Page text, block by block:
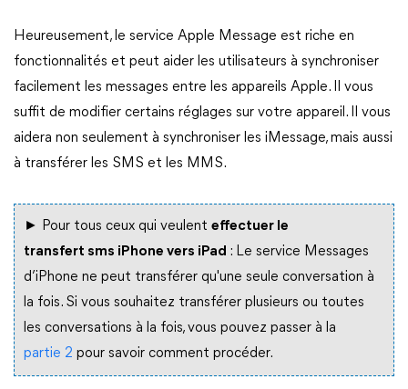
Heureusement, le service Apple Message est riche en
fonctionnalités et peut aider les utilisateurs à synchroniser
facilement les messages entre les appareils Apple. Il vous
suffit de modifier certains réglages sur votre appareil. Il vous
aidera non seulement à synchroniser les iMessage, mais aussi
à transférer les SMS et les MMS.
► Pour tous ceux qui veulent effectuer le
transfert sms i P hone vers i Pad : Le service Messages
d’iPhone ne peut transférer qu'une seule conversation à
la fois. Si vous souhaitez transférer plusieurs ou toutes
les conversations à la fois, vous pouvez passer à la
partie 2 pour savoir comment procéder.